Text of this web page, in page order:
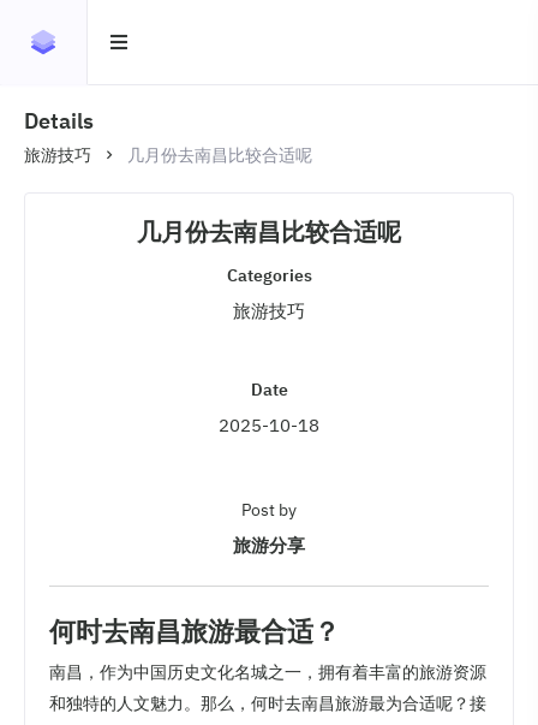
Details
旅游技巧 几月份去南昌比较合适呢
几月份去南昌比较合适呢
Categories
旅游技巧
Date
2025-10-18
Post by
旅游分享
何时去南昌旅游最合适？
南昌，作为中国历史文化名城之一，拥有着丰富的旅游资源
和独特的人文魅力。那么，何时去南昌旅游最为合适呢？接